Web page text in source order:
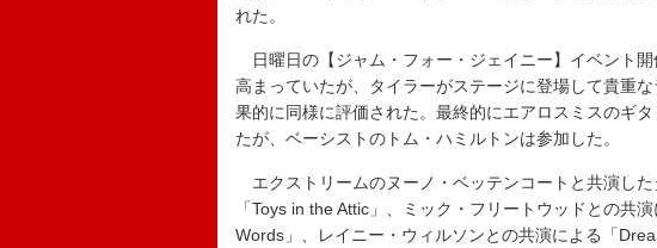
れた。
日曜日の【ジャム・フォー・ジェイニー】イベント
高まっていたが、タイラーがステージに登場して貴重
果的に同様に評価された。最終的にエアロスミスのギ
たが、ベーシストのトム・ハミルトンは参加した。
エクストリームのヌーノ・ベッテンコートと共演し
「Toys in the Attic」、ミック・フリートウッドとの共
Words」、レイニー・ウィルソンとの共演による「